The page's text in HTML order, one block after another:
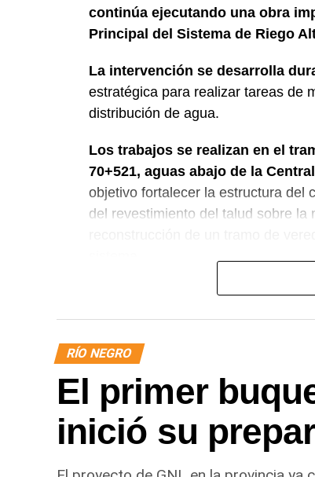
continúa ejecutando una obra
Principal del Sistema de Riego
La intervención se desarrolla
estratégica para realizar tareas de
distribución de agua.
Los trabajos se realizan en el
70+521, aguas abajo de la
objetivo fortalecer la estructura del
del revestimiento del talud sobre
RÍO NEGRO
El primer
inició su